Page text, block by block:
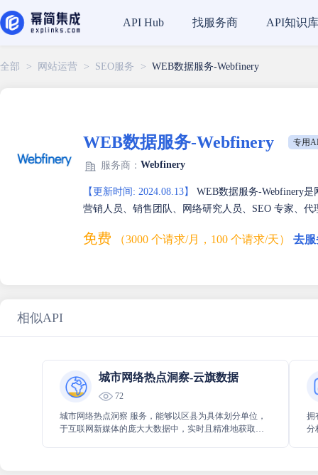
API Hub 找服务商 API知识库
全部 > 网站运营 > SEO服务 > WEB数据服务-Webfinery
WEB数据服务-Webfinery 专用
服务商： Webfinery
【更新时间: 2024.08.13】
WEB数据服务-Webfinery
营销人员、销售团队、网络研究人员、SEO 专家、代
免费 （3000 个请求/月，100 个请求/天） 去
相似API
城市网络热点洞察-云旗数据
72
城市网络热点洞察 服务，能够以区县为具体划分单位，
于互联网新媒体的庞大大数据中，实时且精准地获取到
拥
分